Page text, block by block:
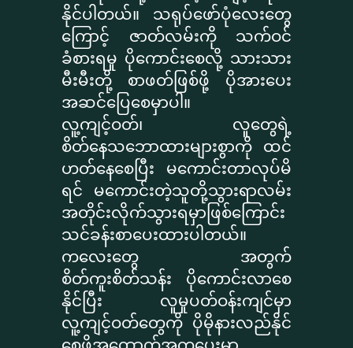
နိုင်ပါတယ်။ သရုပ်ဖော်ပုံလေးတွေ
ကြောင့် ဇာတ်လမ်းကို သက်ဝင်
ခံစားရမှု ပိုကောင်းစေလို့ သားသား
မီးမီးတို့ စာဖတ်ဖြစ်ဖို့ ပိုအားပေး
အဆင်ပြေစေမှာပါ။
လူ့ကျင့်ဝတ်၊ လူတွေရဲ့
စိတ်နေသဘောထားများစွာကို ထင်
ဟတ်နေစေပြီး မကောင်းတာလုပ်မိ
ရင် မကောင်းတဲ့သူတို့သွားရာလမ်း
အတိုင်းလိုက်သွားရမှာဖြစ်ကြောင်း
သင်ခန်းစာပေးထားပါတယ်။
ကလေးတွေ အတွက်
စိတ်ကူးစိတ်သန်း ပိုကောင်းလာစေ
နိုင်ပြီး လူမှုပတ်ဝန်းကျင်မှာ
လူ့ကျင့်ဝတ်တွေကို ပိုမိုနားလည်နိုင်